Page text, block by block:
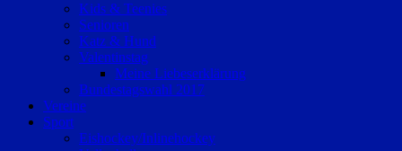
Kids & Teenies
Senioren
Katz & Hund
Valentinstag
Meine Liebeserklärung
Bundestagswahl 2017
Vereine
Sport
Eishockey/Inlinehockey